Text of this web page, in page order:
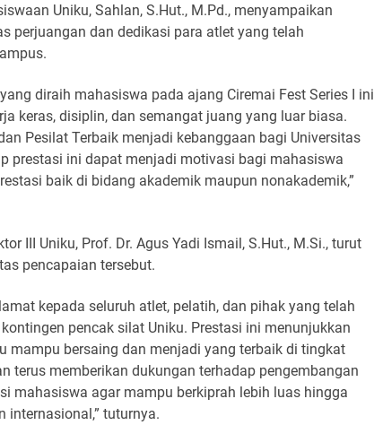
Uniku, Sahlan, S.Hut., M.Pd., menyampaikan
perjuangan dan dedikasi para atlet yang telah
diraih mahasiswa pada ajang Ciremai Fest Series I ini
keras, disiplin, dan semangat juang yang luar biasa.
Pesilat Terbaik menjadi kebanggaan bagi Universitas
prestasi ini dapat menjadi motivasi bagi mahasiswa
baik di bidang akademik maupun nonakademik,”
III Uniku, Prof. Dr. Agus Yadi Ismail, S.Hut., M.Si., turut
pencapaian tersebut.
kepada seluruh atlet, pelatih, dan pihak yang telah
pencak silat Uniku. Prestasi ini menunjukkan
mampu bersaing dan menjadi yang terbaik di tingkat
terus memberikan dukungan terhadap pengembangan
mahasiswa agar mampu berkiprah lebih luas hingga
tuturnya.